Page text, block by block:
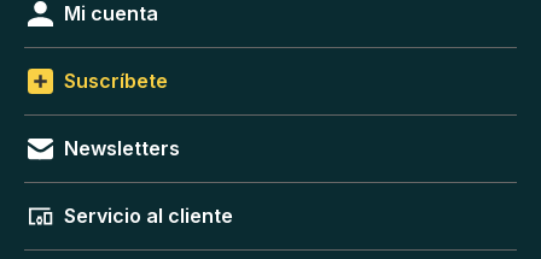
Mi cuenta
Suscríbete
Newsletters
Servicio al cliente